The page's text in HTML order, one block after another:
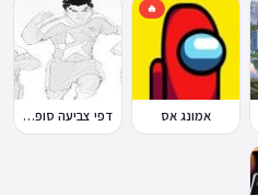
🔥
אמונג אס דפי צביעה סופר סטרייקה